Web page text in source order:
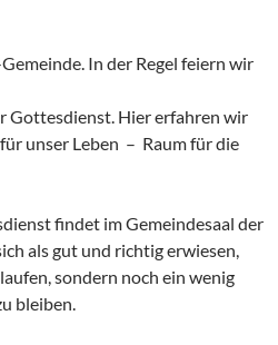
In der Regel feiern wir
Gottesdienst. Hier erfahren wir
unser Leben – Raum für die
findet im Gemeindesaal der
als gut und richtig erwiesen,
sondern noch ein wenig
bleiben.